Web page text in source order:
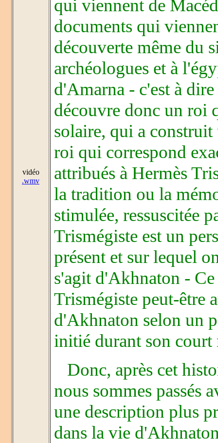
vidéo
.wmv
qui viennent de
documents qui
découverte même du
archéologues et à
d'Amarna - c'est à
découvre donc un roi
solaire, qui a
roi qui correspond
attribués à Hermès
la tradition ou la
stimulée, ressuscitée
Trismégiste est un
présent et sur lequel
s'agit d'Akhnaton -
Trismégiste peut-être
d'Akhnaton selon un
initié durant son court
Donc, après cet
nous sommes passés
une description plus
dans la vie